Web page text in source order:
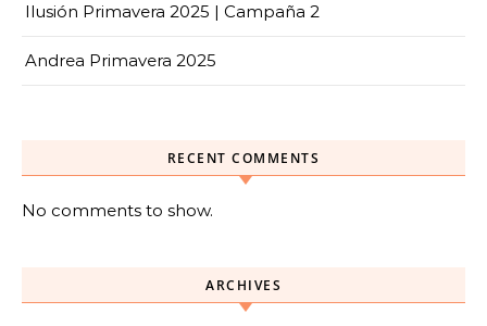
Ilusión Primavera 2025 | Campaña 2
Andrea Primavera 2025
RECENT COMMENTS
No comments to show.
ARCHIVES